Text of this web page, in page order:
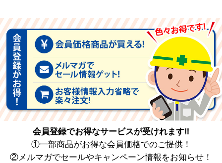
会員登録でお得なサービスが受けれます‼
①一部商品がお得な会員価格でのご提供！
②メルマガでセールやキャンペーン情報をお知らせ！